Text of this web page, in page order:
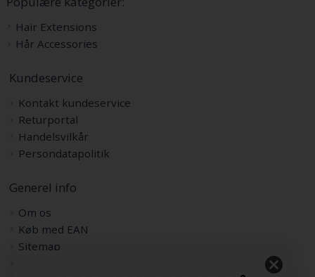
Hair Extensions
Hår Accessories
Kundeservice
Kontakt kundeservice
Returportal
Handelsvilkår
Persondatapolitik
Generel info
Om os
Køb med EAN
Sitemap